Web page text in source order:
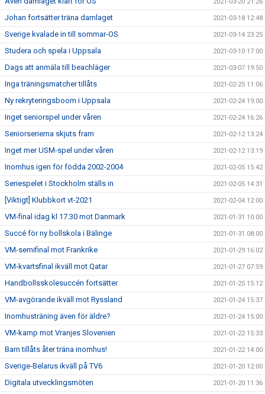
Johan fortsätter träna damlaget 2021-03-18 12:48
Sverige kvalade in till sommar-OS 2021-03-14 23:25
Studera och spela i Uppsala 2021-03-10 17:00
Dags att anmäla till beachläger 2021-03-07 19:50
Inga träningsmatcher tillåts 2021-02-25 11:06
Ny rekryteringsboom i Uppsala 2021-02-24 19:00
Inget seniorspel under våren 2021-02-24 16:26
Seniorserierna skjuts fram 2021-02-12 13:24
Inget mer USM-spel under våren 2021-02-12 13:19
Inomhus igen för födda 2002-2004 2021-02-05 15:42
Seriespelet i Stockholm ställs in 2021-02-05 14:31
[Viktigt] Klubbkort vt-2021 2021-02-04 12:00
VM-final idag kl 17.30 mot Danmark 2021-01-31 10:00
Succé för ny bollskola i Bälinge 2021-01-31 08:00
VM-semifinal mot Frankrike 2021-01-29 16:02
VM-kvartsfinal ikväll mot Qatar 2021-01-27 07:59
Handbollsskolesuccén fortsätter 2021-01-25 15:12
VM-avgörande ikväll mot Ryssland 2021-01-24 15:37
Inomhusträning även för äldre? 2021-01-24 15:00
VM-kamp mot Vranjes Slovenien 2021-01-22 15:33
Barn tillåts åter träna inomhus! 2021-01-22 14:00
Sverige-Belarus ikväll på TV6 2021-01-20 12:00
Digitala utvecklingsmöten 2021-01-20 11:36